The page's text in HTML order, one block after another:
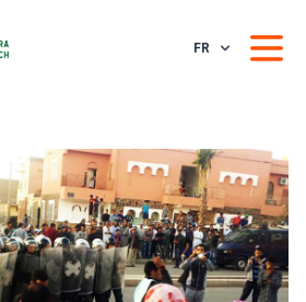
FR